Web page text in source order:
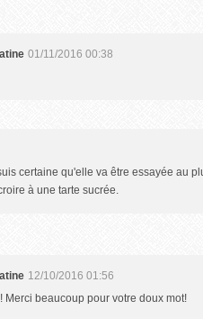
01/11/2016 00:38
certaine qu'elle va être essayée au
à une tarte sucrée.
12/10/2016 01:56
Merci beaucoup pour votre doux mot!